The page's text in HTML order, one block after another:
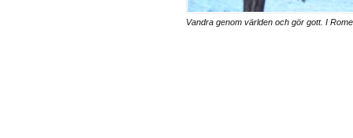
Vandra genom världen och gör gott. I